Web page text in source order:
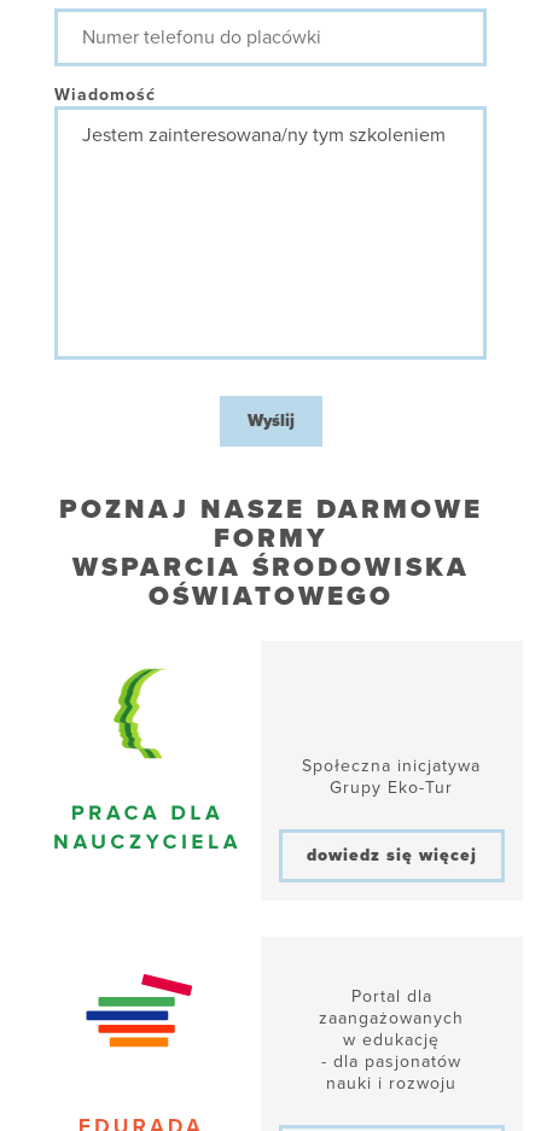
Numer
telefonu
do
Wiadomość
Wyślij
POZNAJ NASZE DARMOWE
FORMY
WSPARCIA ŚRODOWISKA
OŚWIATOWEGO
Społeczna inicjatywa
Grupy Eko-Tur
dowiedz się więcej
Portal dla
zaangażowanych
w edukację
- dla pasjonatów
nauki i rozwoju